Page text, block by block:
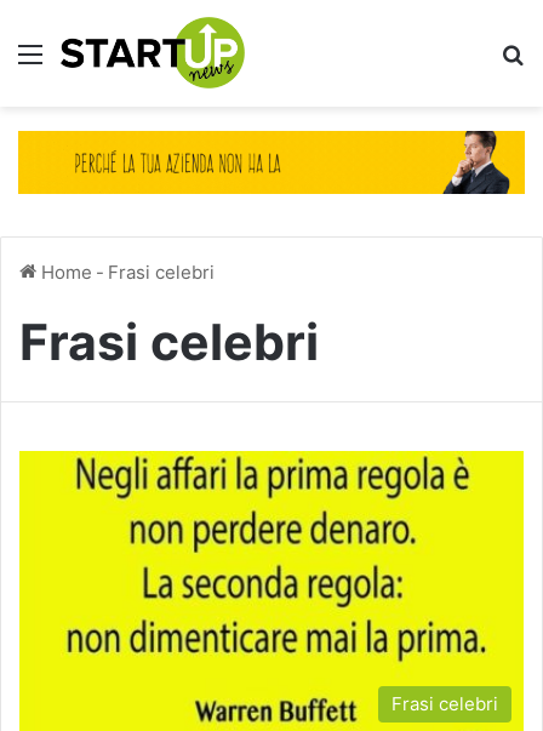
Menu
Home - Frasi celebri
Frasi celebri
Frasi celebri